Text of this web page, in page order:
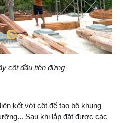
cột đầu tiên đứng
kết với cột để tạo bộ khung
Sau khi lắp đặt được các